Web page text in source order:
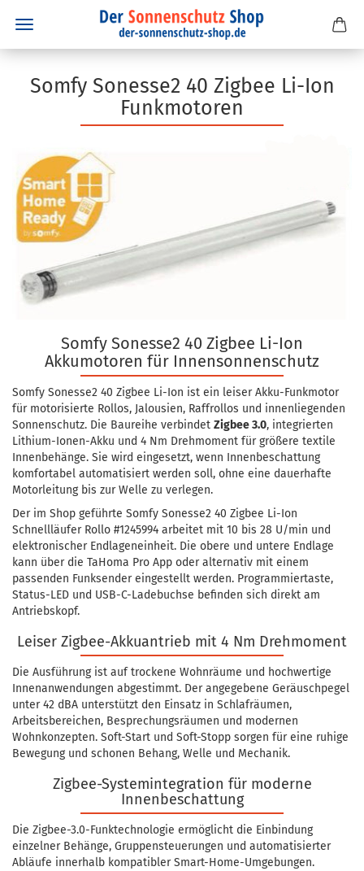
Somfy Sonesse2 40 Zigbee Li-Ion
Funkmotoren
Somfy Sonesse2 40 Zigbee Li-Ion
Akkumotoren für Innensonnenschutz
Somfy Sonesse2 40 Zigbee Li-Ion ist ein leiser Akku-Funkmotor
für motorisierte Rollos, Jalousien, Raffrollos und innenliegenden
Sonnenschutz. Die Baureihe verbindet Zigbee 3.0, integrierten
Lithium-Ionen-Akku und 4 Nm Drehmoment für größere textile
Innenbehänge. Sie wird eingesetzt, wenn Innenbeschattung
komfortabel automatisiert werden soll, ohne eine dauerhafte
Motorleitung bis zur Welle zu verlegen.
Der im Shop geführte Somfy Sonesse2 40 Zigbee Li-Ion
Schnellläufer Rollo #1245994 arbeitet mit 10 bis 28 U/min und
elektronischer Endlageneinheit. Die obere und untere Endlage
kann über die TaHoma Pro App oder alternativ mit einem
passenden Funksender eingestellt werden. Programmiertaste,
Status-LED und USB-C-Ladebuchse befinden sich direkt am
Antriebskopf.
Leiser Zigbee-Akkuantrieb mit 4 Nm Drehmoment
Die Ausführung ist auf trockene Wohnräume und hochwertige
Innenanwendungen abgestimmt. Der angegebene Geräuschpegel
unter 42 dBA unterstützt den Einsatz in Schlafräumen,
Arbeitsbereichen, Besprechungsräumen und modernen
Wohnkonzepten. Soft-Start und Soft-Stopp sorgen für eine ruhige
Bewegung und schonen Behang, Welle und Mechanik.
Zigbee-Systemintegration für moderne
Innenbeschattung
Die Zigbee-3.0-Funktechnologie ermöglicht die Einbindung
einzelner Behänge, Gruppensteuerungen und automatisierter
Abläufe innerhalb kompatibler Smart-Home-Umgebungen.